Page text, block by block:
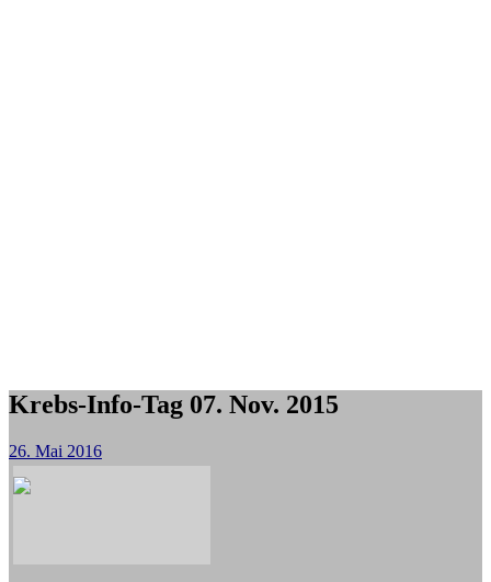
Krebs-Info-Tag 07. Nov. 2015
26. Mai 2016